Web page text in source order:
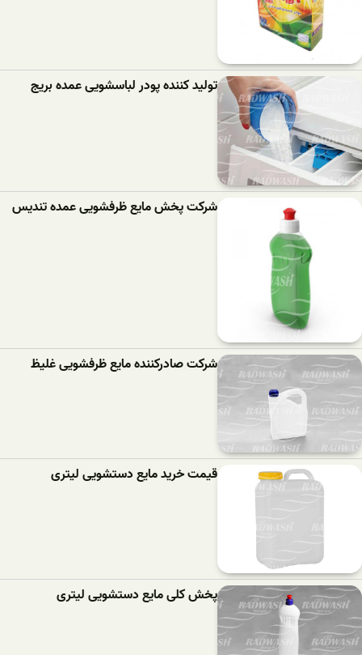
تولید کننده پودر لباسشویی عمده بریج
شرکت پخش مایع ظرفشویی عمده تندیس
شرکت صادرکننده مایع ظرفشویی غلیظ
قیمت خرید مایع دستشویی لیتری
پخش کلی مایع دستشویی لیتری